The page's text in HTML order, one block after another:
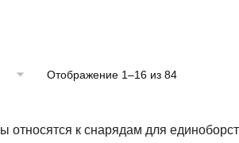
Отображение 1–16 из 84
относятся к снарядам для